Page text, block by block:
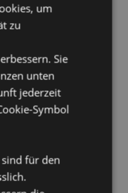
bei Puckator
Leitfaden für
um
zu
Sie
unten
jederzeit
Symbol
für den